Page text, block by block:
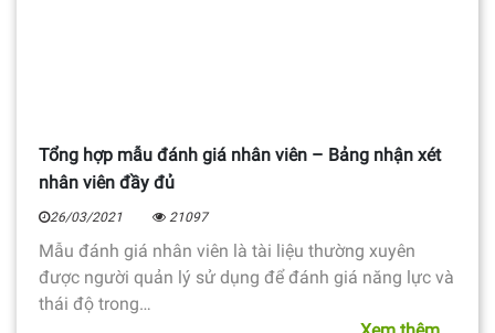
Tổng hợp mẫu đánh giá nhân viên – Bảng nhận xét
nhân viên đầy đủ
26/03/2021 21097
Mẫu đánh giá nhân viên là tài liệu thường xuyên
được người quản lý sử dụng để đánh giá năng lực và
thái độ trong…